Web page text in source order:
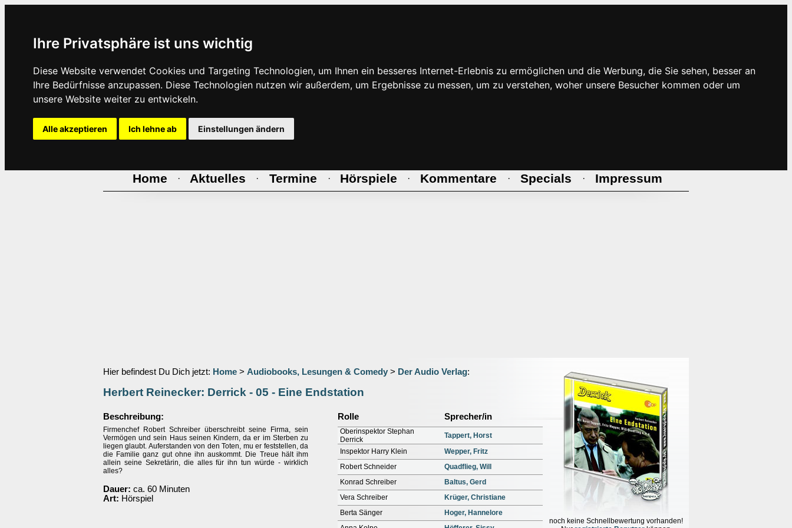
Ihre Privatsphäre ist uns wichtig
Diese Website verwendet Cookies und Targeting Technologien, um Ihnen ein besseres Internet-Erlebnis zu ermöglichen und die Werbung, die Sie sehen, besser an
Ihre Bedürfnisse anzupassen. Diese Technologien nutzen wir außerdem, um Ergebnisse zu messen, um zu verstehen, woher unsere Besucher kommen oder um
unsere Website weiter zu entwickeln.
Alle akzeptieren Ich lehne ab Einstellungen ändern
Home · Aktuelles · Termine · Hörspiele · Kommentare · Specials · Impressum
Hier befindest Du Dich jetzt: Home > Audiobooks, Lesungen & Comedy > Der Audio Verlag:
Herbert Reinecker: Derrick - 05 - Eine Endstation
noch keine Schnellbewertung vorhanden!
Beschreibung:
Firmenchef Robert Schreiber überschreibt seine Firma, sein
Vermögen und sein Haus seinen Kindern, da er im Sterben zu
liegen glaubt. Auferstanden von den Toten, mu er feststellen, da
die Familie ganz gut ohne ihn auskommt. Die Treue hält ihm
allein seine Sekretärin, die alles für ihn tun würde - wirklich
alles?
Dauer: ca. 60 Minuten
Art: Hörspiel
Rolle Sprecher/in
Oberinspektor Stephan
Derrick
Tappert, Horst
Inspektor Harry Klein
Wepper, Fritz
Robert Schneider
Quadflieg, Will
Konrad Schreiber
Baltus, Gerd
Vera Schreiber
Krüger, Christiane
Berta Sänger
Hoger, Hannelore